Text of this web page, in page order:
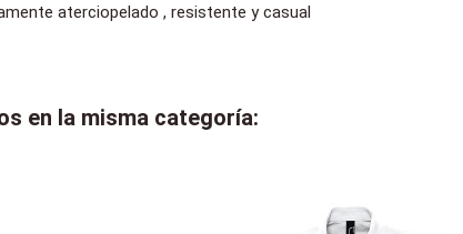
aterciopelado , resistente y casual
en la misma categoría: